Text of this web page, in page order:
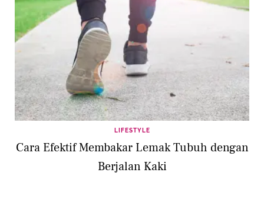
LIFESTYLE
Cara Efektif Membakar Lemak Tubuh dengan
Berjalan Kaki